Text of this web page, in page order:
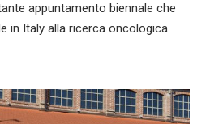
appuntamento biennale che
in Italy alla ricerca oncologica